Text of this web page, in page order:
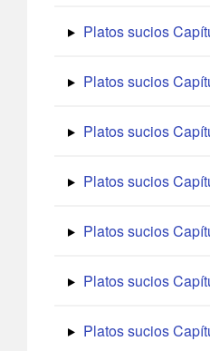
Platos sucios
Platos sucios
Platos sucios
Platos sucios
Platos sucios
Platos sucios
Platos sucios